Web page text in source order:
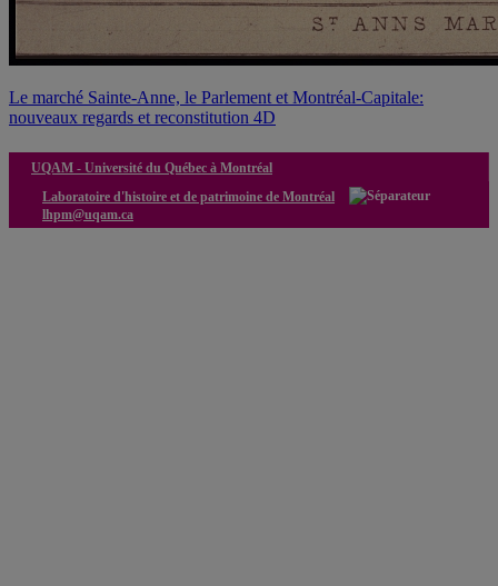
Le marché Sainte-Anne, le Parlement et Montréal-Capitale:
nouveaux regards et reconstitution 4D
UQAM - Université du Québec à Montréal
Laboratoire d'histoire et de patrimoine de Montréal
lhpm@uqam.ca